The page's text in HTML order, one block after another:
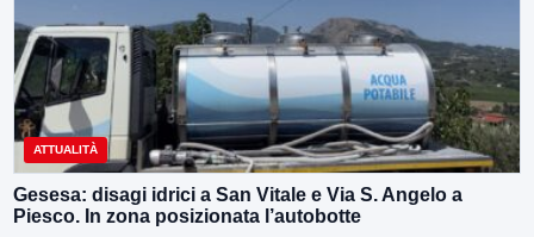
ATTUALITÀ
Gesesa: disagi idrici a San Vitale e Via S. Angelo a
Piesco. In zona posizionata l’autobotte